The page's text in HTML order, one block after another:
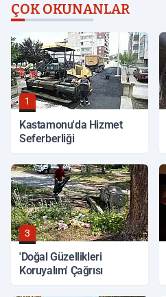
ÇOK OKUNANLAR
1
Kastamonu'da Hizmet
Seferberliği
3
'Doğal Güzellikleri
Koruyalım' Çağrısı